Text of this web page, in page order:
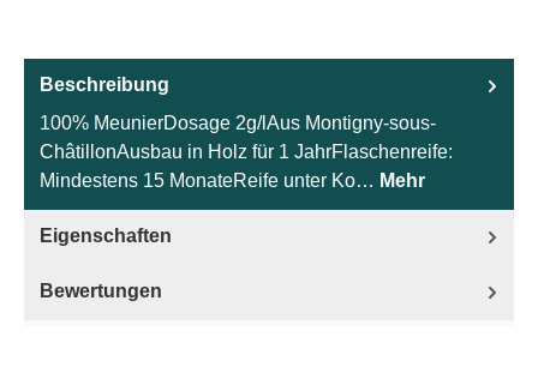
Beschreibung
100% MeunierDosage 2g/lAus Montigny-sous-
ChâtillonAusbau in Holz für 1 JahrFlaschenreife:
Mindestens 15 MonateReife unter Ko… Mehr
Eigenschaften
Bewertungen